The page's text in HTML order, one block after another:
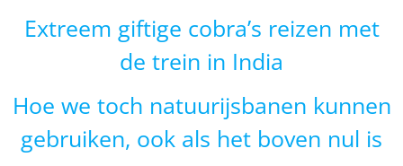
Extreem giftige cobra’s reizen met
de trein in India
Hoe we toch natuurijsbanen kunnen
gebruiken, ook als het boven nul is